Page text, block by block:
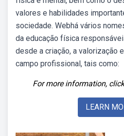
valores e habilidades
sociedade. Webhá vários
da educação física
desde a criação, a valorização
campo profissional, tais como:
For more information,
LEARN